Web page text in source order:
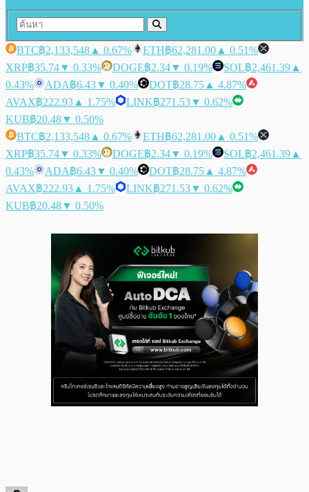
BTC฿2,133,548 ▲ 0.67% ETH฿62,281.00 ▲ 0.51%
XRP฿35.74▼ 0.33% DOGE฿2.34▼ 0.19% SOL฿2,461.39 ▲
0.43%
ADA฿6.43▼ 0.40% DOT฿28.75 ▲ 4.87%
AVAX฿222.93 ▲ 1.75% LINK฿271.53▼ 0.62%
KUB฿20.48▼ 0.50%
BTC฿2,133,548 ▲ 0.67% ETH฿62,281.00 ▲ 0.51%
XRP฿35.74▼ 0.33% DOGE฿2.34▼ 0.19% SOL฿2,461.39 ▲
0.43%
ADA฿6.43▼ 0.40% DOT฿28.75 ▲ 4.87%
AVAX฿222.93 ▲ 1.75% LINK฿271.53▼ 0.62%
KUB฿20.48▼ 0.50%